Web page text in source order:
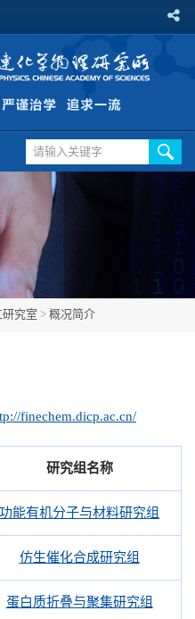
究室 > 概况简介
finechem.dicp.ac.cn/
研究组名称
功能有机分子与材料研究组
仿生催化合成研究组
蛋白质折叠与聚集研究组